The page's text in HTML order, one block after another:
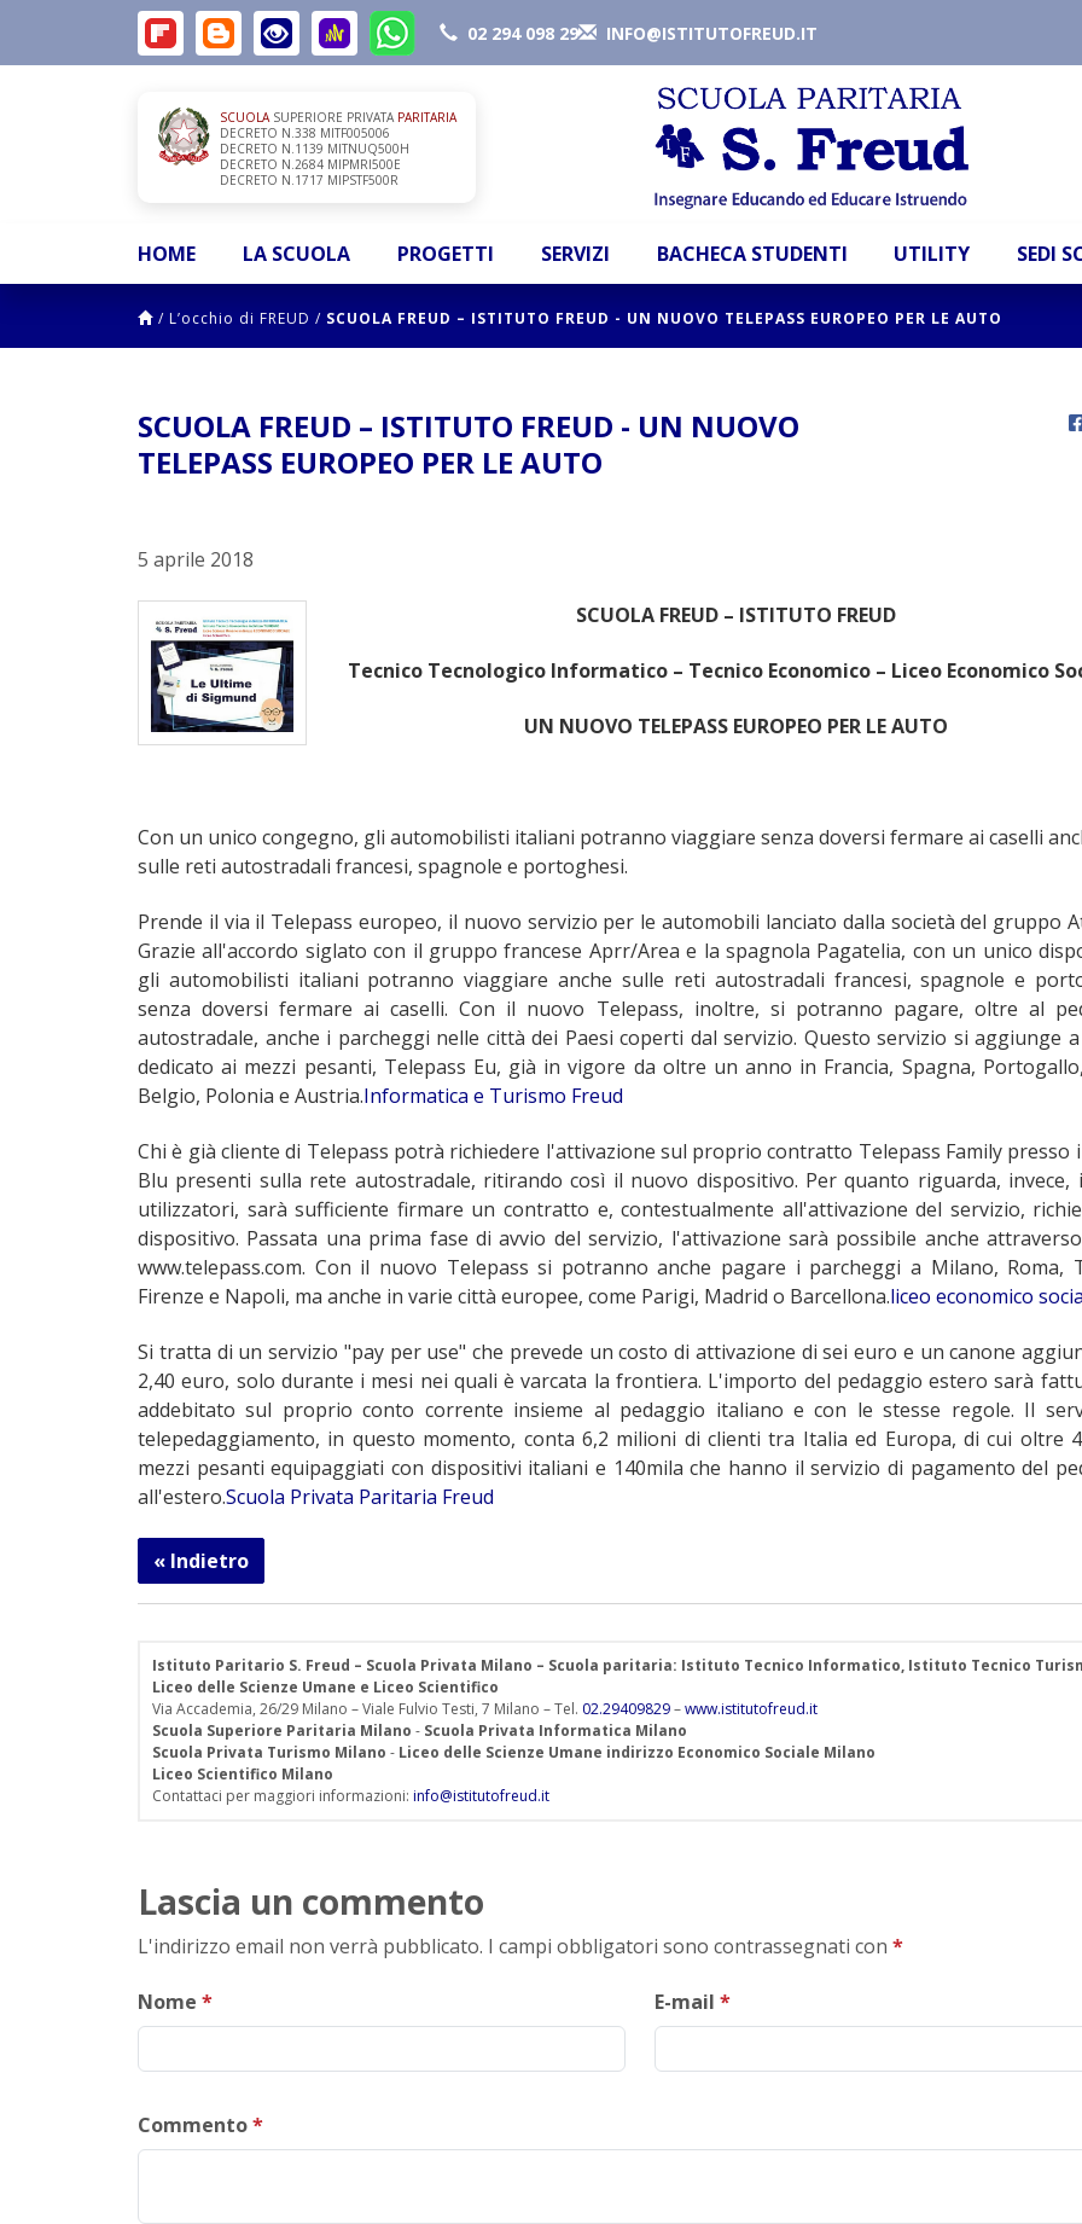
02 294 098 29 INFO@ISTITUTOFREUD.IT
SCUOLASUPERIORE PRIVATA PARITARIA
DECRETO N.338 MITF005006
DECRETO N.1139 MITNUQ500H
DECRETO N.2684 MIPMRI500E
DECRETO N.1717 MIPSTF500R
HOME LA SCUOLA PROGETTI SERVIZI BACHECA STUDENTI UTILITY SEDI
/ L’occhio di FREUD / SCUOLA FREUD – ISTITUTO FREUD - UN NUOVO TELEPASS EUROPEO PER LE AUTO
SCUOLA FREUD – ISTITUTO FREUD - UN NUOVO
TELEPASS EUROPEO PER LE AUTO
5 aprile 2018
SCUOLA FREUD – ISTITUTO FREUD
Tecnico Tecnologico Informatico – Tecnico Economico – Liceo Economico
UN NUOVO TELEPASS EUROPEO PER LE AUTO
Con un unico congegno, gli automobilisti italiani potranno viaggiare senza doversi fermare ai caselli
sulle reti autostradali francesi, spagnole e portoghesi.
Prende il via il Telepass europeo, il nuovo servizio per le automobili lanciato dalla società del gruppo
Grazie all'accordo siglato con il gruppo francese Aprr/Area e la spagnola Pagatelia, con un unico
gli automobilisti italiani potranno viaggiare anche sulle reti autostradali francesi, spagnole e
senza doversi fermare ai caselli. Con il nuovo Telepass, inoltre, si potranno pagare, oltre al
autostradale, anche i parcheggi nelle città dei Paesi coperti dal servizio. Questo servizio si aggiunge
dedicato ai mezzi pesanti, Telepass Eu, già in vigore da oltre un anno in Francia, Spagna,
Belgio, Polonia e Austria.Informatica e Turismo Freud
Chi è già cliente di Telepass potrà richiedere l'attivazione sul proprio contratto Telepass Family presso
Blu presenti sulla rete autostradale, ritirando così il nuovo dispositivo. Per quanto riguarda, invece,
utilizzatori, sarà sufficiente firmare un contratto e, contestualmente all'attivazione del servizio,
dispositivo. Passata una prima fase di avvio del servizio, l'attivazione sarà possibile anche
www.telepass.com. Con il nuovo Telepass si potranno anche pagare i parcheggi a Milano, Roma,
Firenze e Napoli, ma anche in varie città europee, come Parigi, Madrid o Barcellona.liceo economico
Si tratta di un servizio "pay per use" che prevede un costo di attivazione di sei euro e un canone
2,40 euro, solo durante i mesi nei quali è varcata la frontiera. L'importo del pedaggio estero sarà
addebitato sul proprio conto corrente insieme al pedaggio italiano e con le stesse regole. Il
telepedaggiamento, in questo momento, conta 6,2 milioni di clienti tra Italia ed Europa, di cui oltre
mezzi pesanti equipaggiati con dispositivi italiani e 140mila che hanno il servizio di pagamento del
all'estero.Scuola Privata Paritaria Freud
« Indietro
Istituto Paritario S. Freud – Scuola Privata Milano – Scuola paritaria: Istituto Tecnico Informatico, Istituto Tecnico
Liceo delle Scienze Umane e Liceo Scientifico
Via Accademia, 26/29 Milano – Viale Fulvio Testi, 7 Milano – Tel. 02.29409829–www.istitutofreud.it
Scuola Superiore Paritaria Milano - Scuola Privata Informatica Milano
Scuola Privata Turismo Milano - Liceo delle Scienze Umane indirizzo Economico Sociale Milano
Liceo Scientifico Milano
Contattaci per maggiori informazioni: info@istitutofreud.it
Lascia un commento
L'indirizzo email non verrà pubblicato. I campi obbligatori sono contrassegnati con *
Nome * E-mail *
Commento*